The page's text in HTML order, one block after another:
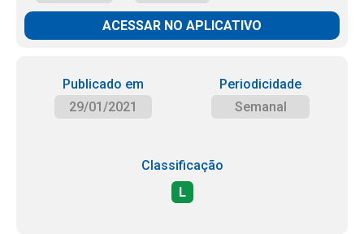
ACESSAR NO APLICATIVO
Publicado em
29/01/2021
Periodicidade
Semanal
Classificação
L